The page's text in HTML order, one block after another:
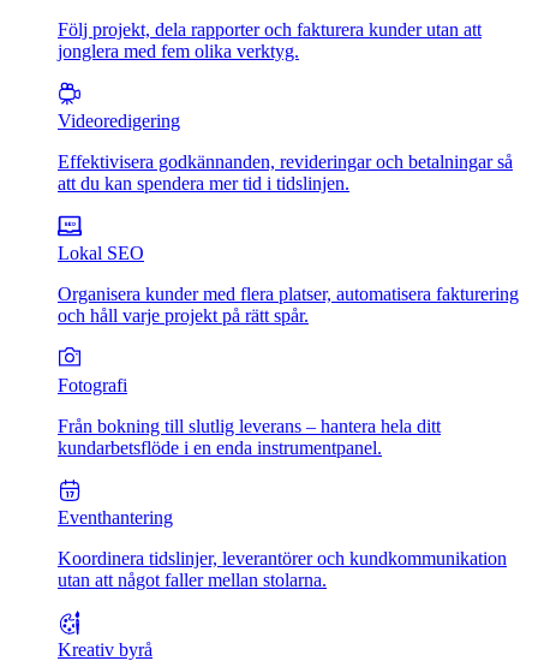
Följ projekt, dela rapporter och fakturera kunder utan att
jonglera med fem olika verktyg.
Videoredigering
Effektivisera godkännanden, revideringar och betalningar så
att du kan spendera mer tid i tidslinjen.
Lokal SEO
Organisera kunder med flera platser, automatisera fakturering
och håll varje projekt på rätt spår.
Fotografi
Från bokning till slutlig leverans – hantera hela ditt
kundarbetsflöde i en enda instrumentpanel.
Eventhantering
Koordinera tidslinjer, leverantörer och kundkommunikation
utan att något faller mellan stolarna.
Kreativ byrå